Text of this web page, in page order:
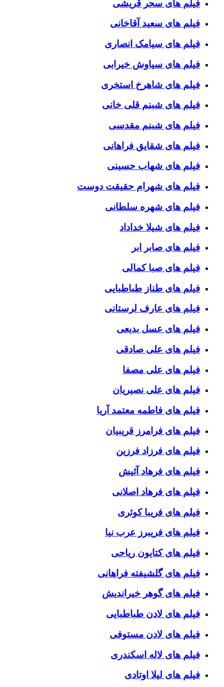
فیلم های سحر قریشی
فیلم های سعید آقاخانی
فیلم های سیامک انصاری
فیلم های سیاوش خیرابی
فیلم های شاهرخ استخری
فیلم های شبنم قلی خانی
فیلم های شبنم مقدسی
فیلم های شقایق فراهانی
فیلم های شهاب حسینی
فیلم های شهرام حقیقت دوست
فیلم های شهره سلطانی
فیلم های شیلا خداداد
فیلم های صابر ابر
فیلم های صبا کمالی
فیلم های طناز طباطبایی
فیلم های عارف لرستانی
فیلم های عسل بدیعی
فیلم های علی صادقی
فیلم های علی مصفا
فیلم های علی نصیریان
فیلم های فاطمه معتمد آریا
فیلم های فرامرز قریبیان
فیلم های فرزاد فرزین
فیلم های فرهاد آئیش
فیلم های فرهاد اصلانی
فیلم های فریبا کوثری
فیلم های فریبرز عرب نیا
فیلم های کتایون ریاحی
فیلم های گلشیفته فراهانی
فیلم های گوهر خیراندیش
فیلم های لادن طباطبایی
فیلم های لادن مستوفی
فیلم های لاله اسکندری
فیلم های لیلا اوتادی